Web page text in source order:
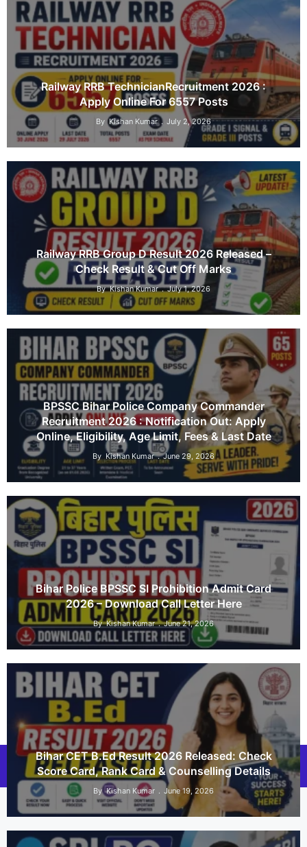
Railway RRB TechnicianRecruitment 2026 :
Apply Online For 6557 Posts
By Kishan Kumar July 2, 2026
Railway RRB Group D Result 2026 Released –
Check Result & Cut Off Marks
By Kishan Kumar July 1, 2026
BPSSC Bihar Police Company Commander
Recruitment 2026 : Notification Out: Apply
Online, Eligibility, Age Limit, Fees & Last Date
By Kishan Kumar June 29, 2026
Bihar Police BPSSC SI Prohibition Admit Card
2026 – Download Call Letter Here
By Kishan Kumar June 21, 2026
Bihar CET B.Ed Result 2026 Released: Check
Score Card, Rank Card & Counselling Details
By Kishan Kumar June 19, 2026
© 2026 Govt Exams Alert• Built withGeneratePress